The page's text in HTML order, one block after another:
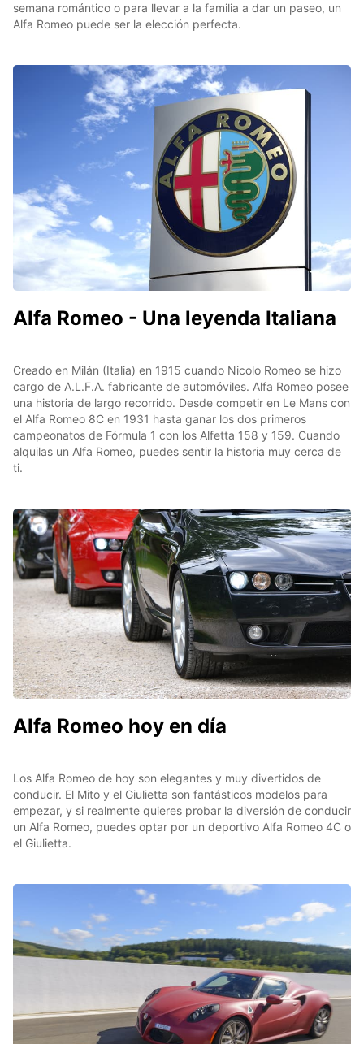
semana romántico o para llevar a la familia a dar un paseo, un
Alfa Romeo puede ser la elección perfecta.
Alfa Romeo - Una leyenda Italiana
Creado en Milán (Italia) en 1915 cuando Nicolo Romeo se hizo
cargo de A.L.F.A. fabricante de automóviles. Alfa Romeo posee
una historia de largo recorrido. Desde competir en Le Mans con
el Alfa Romeo 8C en 1931 hasta ganar los dos primeros
campeonatos de Fórmula 1 con los Alfetta 158 y 159. Cuando
alquilas un Alfa Romeo, puedes sentir la historia muy cerca de
ti.
Alfa Romeo hoy en día
Los Alfa Romeo de hoy son elegantes y muy divertidos de
conducir. El Mito y el Giulietta son fantásticos modelos para
empezar, y si realmente quieres probar la diversión de conducir
un Alfa Romeo, puedes optar por un deportivo Alfa Romeo 4C o
el Giulietta.